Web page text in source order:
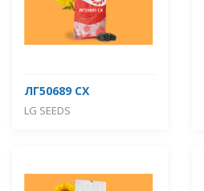
ЛГ50689 СХ
LG SEEDS